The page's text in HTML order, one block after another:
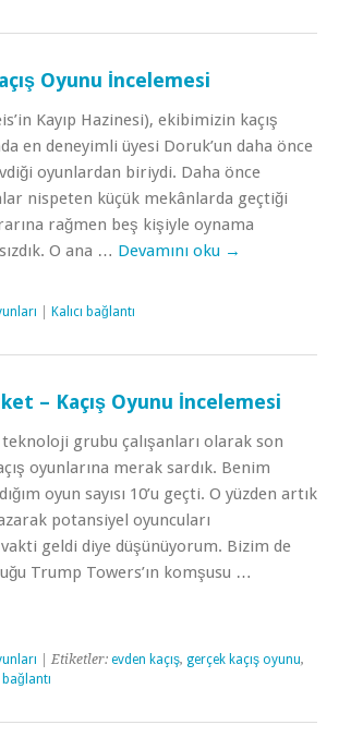
Oyunu İncelemesi
Kayıp Hazinesi), ekibimizin kaçış
en deneyimli üyesi Doruk’un daha önce
oyunlardan biriydi. Daha önce
nispeten küçük mekânlarda geçtiği
rağmen beş kişiyle oynama
O ana … Devamını oku →
Kalıcı bağlantı
– Kaçış Oyunu İncelemesi
teknoloji grubu çalışanları olarak son
oyunlarına merak sardık. Benim
oyun sayısı 10’u geçti. O yüzden artık
potansiyel oyuncuları
geldi diye düşünüyorum. Bizim de
Trump Towers’ın komşusu …
| Etiketler: evden kaçış, gerçek kaçış oyunu,
bağlantı